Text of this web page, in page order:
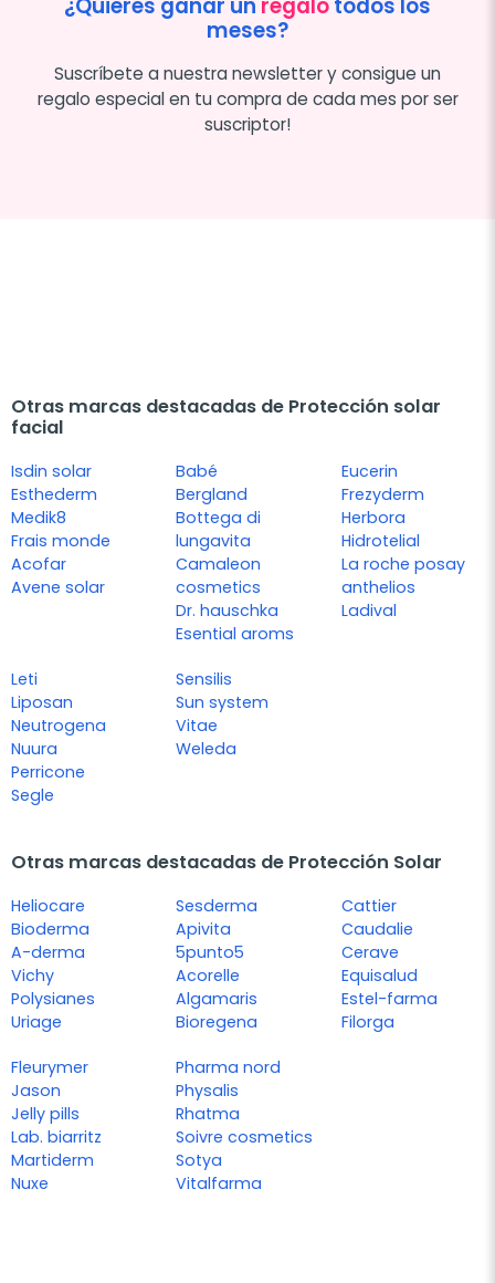
¿Quieres ganar un regalotodos los
meses?
Suscríbete a nuestra newsletter y consigue un
regalo especial en tu compra de cada mes por ser
suscriptor!
Otras marcas destacadas de Protección solar
facial
Isdin solar
Esthederm
Medik8
Frais monde
Acofar
Avene solar
Babé
Bergland
Bottega di
lungavita
Camaleon
cosmetics
Dr. hauschka
Esential aroms
Eucerin
Frezyderm
Herbora
Hidrotelial
La roche posay
anthelios
Ladival
Leti
Liposan
Neutrogena
Nuura
Perricone
Segle
Sensilis
Sun system
Vitae
Weleda
Otras marcas destacadas de Protección Solar
Heliocare
Bioderma
A-derma
Vichy
Polysianes
Uriage
Sesderma
Apivita
5punto5
Acorelle
Algamaris
Bioregena
Cattier
Caudalie
Cerave
Equisalud
Estel-farma
Filorga
Fleurymer
Jason
Jelly pills
Lab. biarritz
Martiderm
Nuxe
Pharma nord
Physalis
Rhatma
Soivre cosmetics
Sotya
Vitalfarma